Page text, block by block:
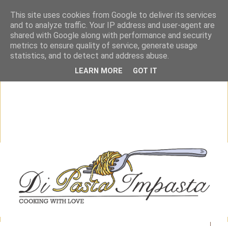
This site uses cookies from Google to deliver its services
and to analyze traffic. Your IP address and user-agent are
shared with Google along with performance and security
metrics to ensure quality of service, generate usage
statistics, and to detect and address abuse.
LEARN MORE GOT IT